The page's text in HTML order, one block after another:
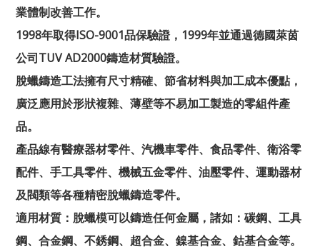
業體制改善工作。
1998年取得ISO-9001品保驗證，1999年並通過德國萊茵
公司TUV AD2000鑄造材質驗證。
脫蠟鑄造工法擁有尺寸精確、節省材料與加工成本優點，
廣泛應用於形狀複雜、薄壁等不易加工製造的零組件產
品。
產品線有醫療器材零件、汽機車零件、食品零件、衛浴零
配件、手工具零件、機械五金零件、油壓零件、運動器材
及閥類等各種精密脫蠟鑄造零件。
適用材質：脫蠟模可以鑄造任何金屬，諸如：碳鋼、工具
鋼、合金鋼、不銹鋼、超合金、鎳基合金、鈷基合金等。